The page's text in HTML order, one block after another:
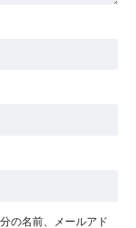
の名前、メールアド